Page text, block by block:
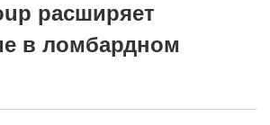
расширяет
в ломбардном